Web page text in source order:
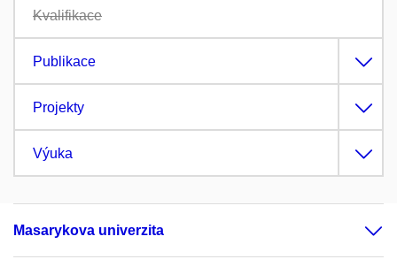
Kvalifikace
Publikace
Projekty
Výuka
Masarykova univerzita